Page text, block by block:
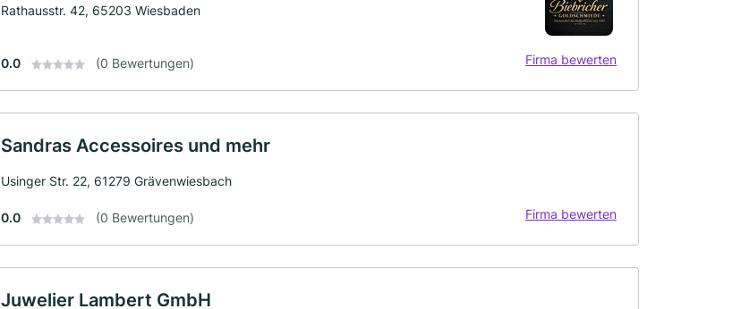
Rathausstr. 42, 65203 Wiesbaden
0.0 (0 Bewertungen) Firma bewerten
Sandras Accessoires und mehr
Usinger Str. 22, 61279 Grävenwiesbach
0.0 (0 Bewertungen) Firma bewerten
Juwelier Lambert GmbH